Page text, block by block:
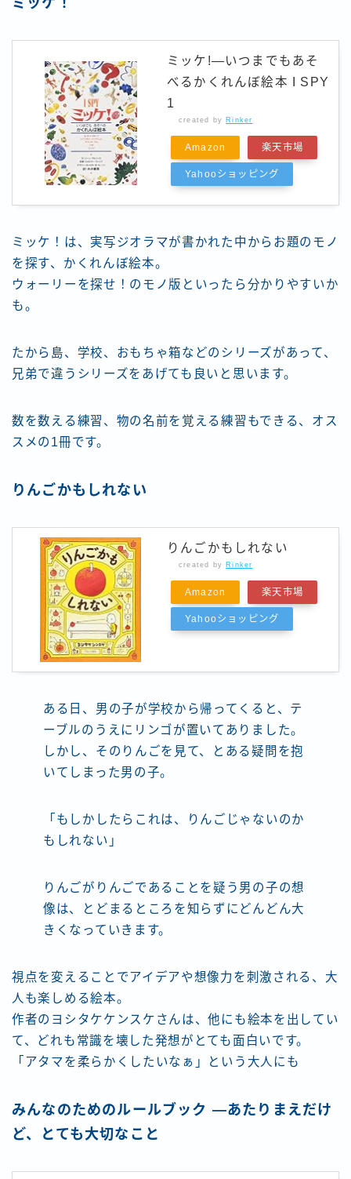
ミッケ！
ミッケ!―いつまでもあそ
べるかくれんぼ絵本 I SPY
1
created by Rinker
Amazon 楽天市場
Yahooショッピング
ミッケ！は、実写ジオラマが書かれた中からお題のモノ
を探す、かくれんぼ絵本。
ウォーリーを探せ！のモノ版といったら分かりやすいか
も。
たから島、学校、おもちゃ箱などのシリーズがあって、
兄弟で違うシリーズをあげても良いと思います。
数を数える練習、物の名前を覚える練習もできる、オス
スメの1冊です。
りんごかもしれない
りんごかもしれない
created by Rinker
Amazon 楽天市場
Yahooショッピング
ある日、男の子が学校から帰ってくると、テ
ーブルのうえにリンゴが置いてありました。
しかし、そのりんごを見て、とある疑問を抱
いてしまった男の子。
「もしかしたらこれは、りんごじゃないのか
もしれない」
りんごがりんごであることを疑う男の子の想
像は、とどまるところを知らずにどんどん大
きくなっていきます。
視点を変えることでアイデアや想像力を刺激される、大
人も楽しめる絵本。
作者のヨシタケケンスケさんは、他にも絵本を出してい
て、どれも常識を壊した発想がとても面白いです。
「アタマを柔らかくしたいなぁ」という大人にも
みんなのためのルールブック ―あたりまえだけ
ど、とても大切なこと